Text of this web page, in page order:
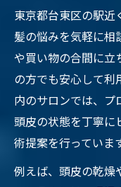
東京都台東区の駅近
髪の悩みを気軽に相
や買い物の合間に立
の方でも安心して利
内のサロンでは、プ
頭皮の状態を丁寧に
術提案を行っていま
例えば、頭皮の乾燥